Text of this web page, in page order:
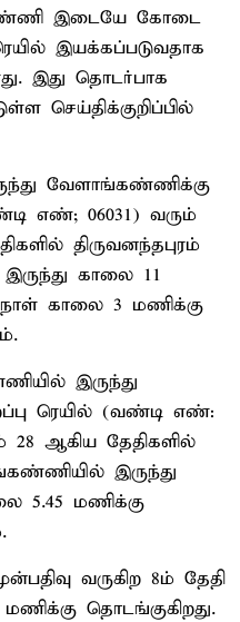
இடையே கோடை
இயக்கப்படுவதாக
இது தொடர்பாக
செய்திக்குறிப்பில்
வேளாங்கண்ணிக்கு
எண்; 06031) வரும்
திருவனந்தபுரம்
காலை 11
நாள் காலை 3 மணிக்கு
இருந்து
ரெயில் (வண்டி எண்:
28 ஆகிய தேதிகளில்
இருந்து
5.45 மணிக்கு
வருகிற 8ம் தேதி
தொடங்குகிறது.